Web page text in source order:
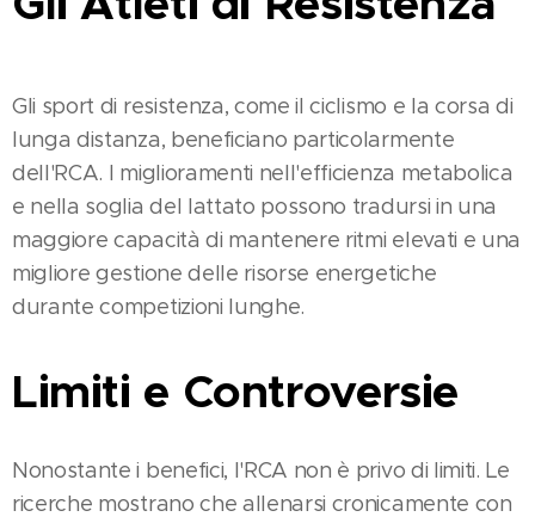
Gli sport di resistenza, come il ciclismo e la corsa di
lunga distanza, beneficiano particolarmente
dell'RCA. I miglioramenti nell'efficienza metabolica
e nella soglia del lattato possono tradursi in una
maggiore capacità di mantenere ritmi elevati e una
migliore gestione delle risorse energetiche
durante competizioni lunghe​.
Limiti e Controversie
Nonostante i benefici, l'RCA non è privo di limiti. Le
ricerche mostrano che allenarsi cronicamente con